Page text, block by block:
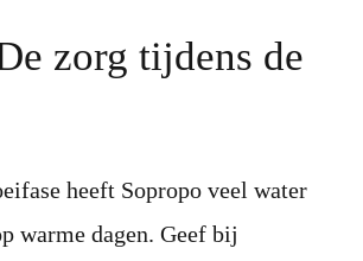
zorg tijdens de
heeft Sopropo veel water
warme dagen. Geef bij